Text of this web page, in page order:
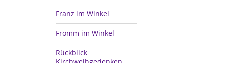
Franz im Winkel
Fromm im Winkel
Rückblick